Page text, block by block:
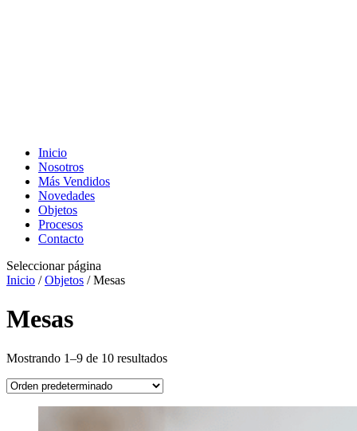
Inicio
Nosotros
Más Vendidos
Novedades
Objetos
Procesos
Contacto
Seleccionar página
Inicio /Objetos / Mesas
Mesas
Mostrando 1–9 de 10 resultados